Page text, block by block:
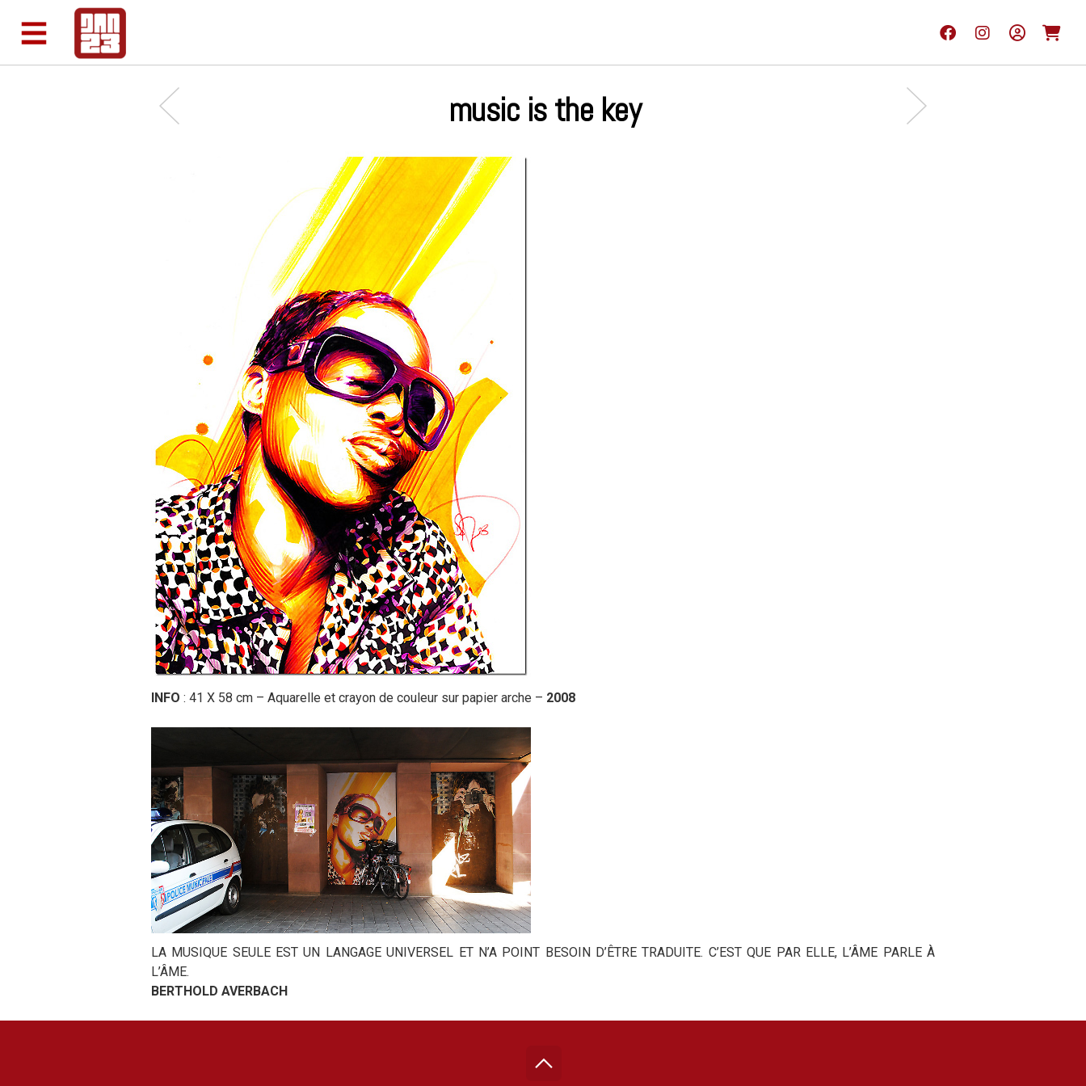
music is the key
INFO : 41 X 58 cm – Aquarelle et crayon de couleur sur papier arche – 2008
LA MUSIQUE SEULE EST UN LANGAGE UNIVERSEL ET N’A POINT BESOIN D’ÊTRE TRADUITE. C’EST QUE PAR ELLE, L’ÂME PARLE À
L’ÂME.
BERTHOLD AVERBACH